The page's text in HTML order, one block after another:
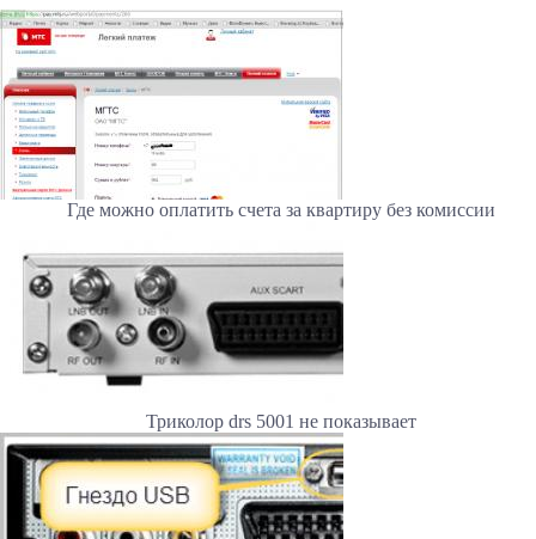
Где можно оплатить счета за квартиру без комиссии
Триколор drs 5001 не показывает